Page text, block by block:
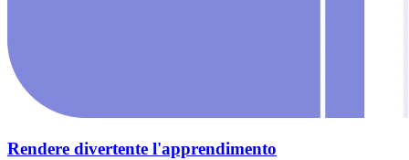
Rendere divertente l'apprendimento